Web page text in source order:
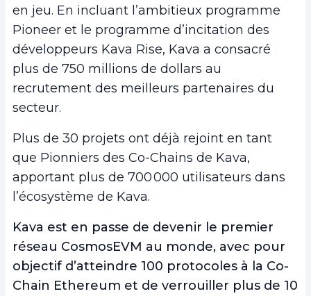
en jeu. En incluant l’ambitieux programme
Pioneer et le programme d’incitation des
développeurs Kava Rise, Kava a consacré
plus de 750 millions de dollars au
recrutement des meilleurs partenaires du
secteur.
Plus de 30 projets ont déjà rejoint en tant
que Pionniers des Co-Chains de Kava,
apportant plus de 700 000 utilisateurs dans
l’écosystème de Kava.
Kava est en passe de devenir le premier
réseau CosmosEVM au monde, avec pour
objectif d’atteindre 100 protocoles à la Co-
Chain Ethereum et de verrouiller plus de 10